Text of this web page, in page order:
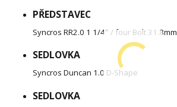
PŘEDSTAVEC
Syncros RR2.0 1 1/4" / four Bolt 31.8mm
SEDLOVKA
Syncros Duncan 1.0 D-Shape
SEDLOVKA